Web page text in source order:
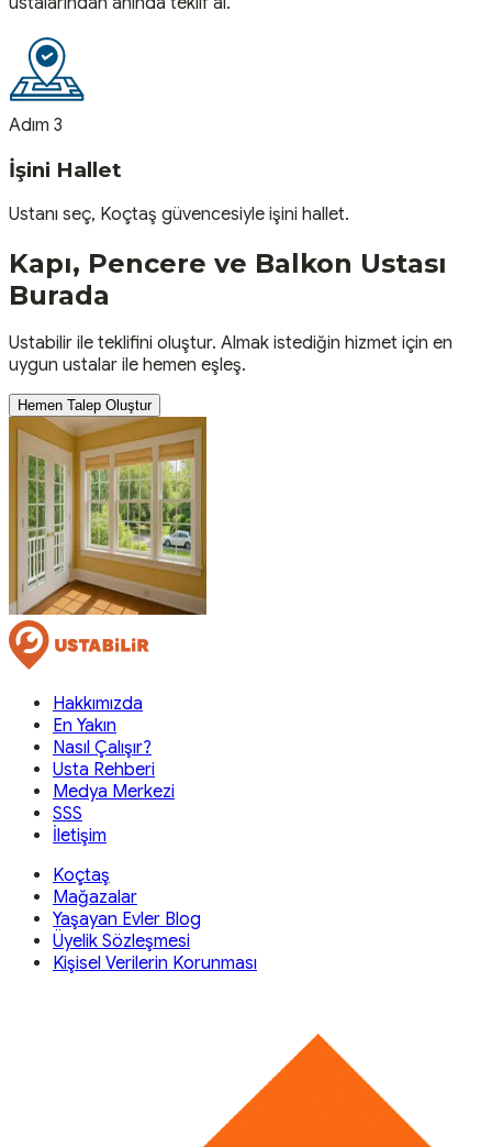
Adım 3
İşini Hallet
Ustanı seç, Koçtaş güvencesiyle işini hallet.
Kapı, Pencere ve Balkon Ustası
Burada
Ustabilir ile teklifini oluştur. Almak istediğin hizmet için en
uygun ustalar ile hemen eşleş.
Hemen Talep Oluştur
Hakkımızda
En Yakın
Nasıl Çalışır?
Usta Rehberi
Medya Merkezi
SSS
İletişim
Koçtaş
Mağazalar
Yaşayan Evler Blog
Üyelik Sözleşmesi
Kişisel Verilerin Korunması